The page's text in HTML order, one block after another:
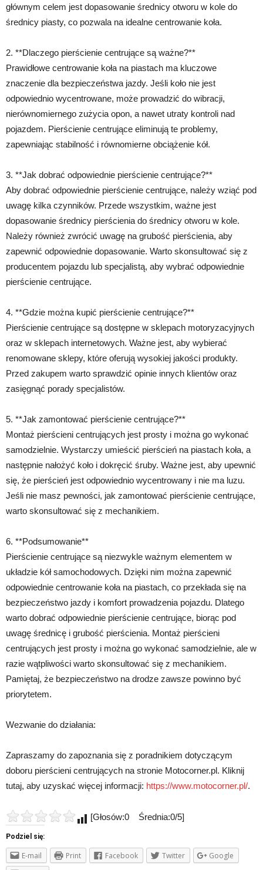
głównym celem jest dopasowanie średnicy otworu w kole do
średnicy piasty, co pozwala na idealne centrowanie koła.
2. **Dlaczego pierścienie centrujące są ważne?**
Prawidłowe centrowanie koła na piastach ma kluczowe
znaczenie dla bezpieczeństwa jazdy. Jeśli koło nie jest
odpowiednio wycentrowane, może prowadzić do wibracji,
nierównomiernego zużycia opon, a nawet utraty kontroli nad
pojazdem. Pierścienie centrujące eliminują te problemy,
zapewniając stabilność i równomierne obciążenie kół.
3. **Jak dobrać odpowiednie pierścienie centrujące?**
Aby dobrać odpowiednie pierścienie centrujące, należy wziąć pod
uwagę kilka czynników. Przede wszystkim, ważne jest
dopasowanie średnicy pierścienia do średnicy otworu w kole.
Należy również zwrócić uwagę na grubość pierścienia, aby
zapewnić odpowiednie dopasowanie. Warto skonsultować się z
producentem pojazdu lub specjalistą, aby wybrać odpowiednie
pierścienie centrujące.
4. **Gdzie można kupić pierścienie centrujące?**
Pierścienie centrujące są dostępne w sklepach motoryzacyjnych
oraz w sklepach internetowych. Ważne jest, aby wybierać
renomowane sklepy, które oferują wysokiej jakości produkty.
Przed zakupem warto sprawdzić opinie innych klientów oraz
zasięgnąć porady specjalistów.
5. **Jak zamontować pierścienie centrujące?**
Montaż pierścieni centrujących jest prosty i można go wykonać
samodzielnie. Wystarczy umieścić pierścień na piastach koła, a
następnie nałożyć koło i dokręcić śruby. Ważne jest, aby upewnić
się, że pierścień jest odpowiednio wycentrowany i nie ma luzu.
Jeśli nie masz pewności, jak zamontować pierścienie centrujące,
warto skonsultować się z mechanikiem.
6. **Podsumowanie**
Pierścienie centrujące są niezwykle ważnym elementem w
układzie kół samochodowych. Dzięki nim można zapewnić
odpowiednie centrowanie koła na piastach, co przekłada się na
bezpieczeństwo jazdy i komfort prowadzenia pojazdu. Dlatego
warto dobrać odpowiednie pierścienie centrujące, biorąc pod
uwagę średnicę i grubość pierścienia. Montaż pierścieni
centrujących jest prosty i można go wykonać samodzielnie, ale w
razie wątpliwości warto skonsultować się z mechanikiem.
Pamiętaj, że bezpieczeństwo na drodze zawsze powinno być
priorytetem.
Wezwanie do działania:
Zapraszamy do zapoznania się z poradnikiem dotyczącym
doboru pierścieni centrujących na stronie Motocorner.pl. Kliknij
tutaj, aby uzyskać więcej informacji: https://www.motocorner.pl/.
[Głosów:0 Średnia:0/5]
Podziel się:
E-mail Print Facebook Twitter
Google